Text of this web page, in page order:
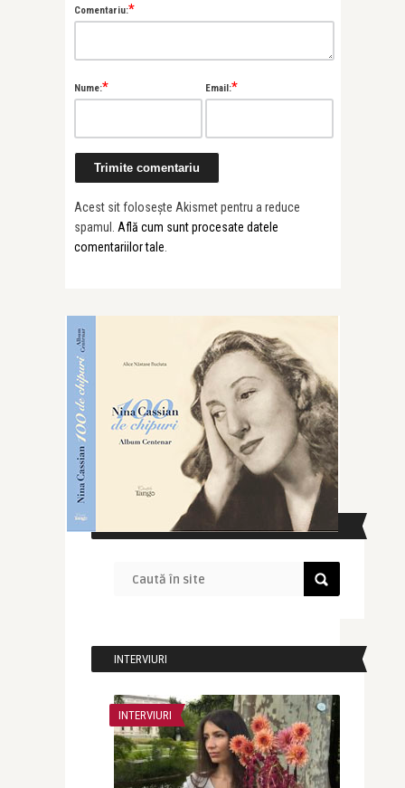
Comentariu:*
Nume:* Email:*
Acest sit folosește Akismet pentru a reduce
spamul. Află cum sunt procesate datele
comentariilor tale
CAUTĂ ÎN SITE
INTERVIURI
INTERVIURI